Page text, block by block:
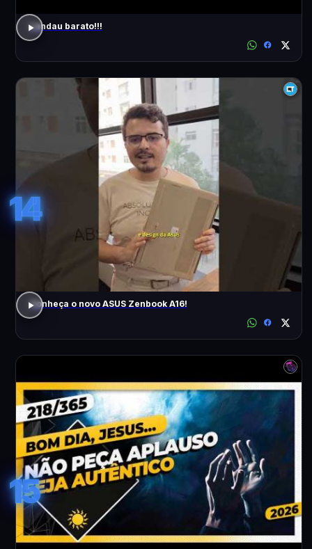
Landau barato!!!
14
Conheça o novo ASUS Zenbook A16!
15